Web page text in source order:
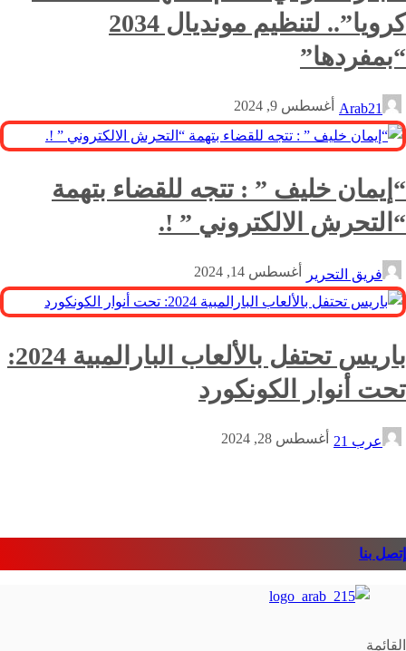
كرويا”.. لتنظيم مونديال 2034
“بمفردها”
Arab21 أغسطس 9, 2024
“إيمان خليف ” : تتجه للقضاء بتهمة
“التحرش الالكتروني ” !.
فريق التحرير أغسطس 14, 2024
باريس تحتفل بالألعاب البارالمبية 2024:
تحت أنوار الكونكورد
عرب 21 أغسطس 28, 2024
إتصل بنا
القائمة